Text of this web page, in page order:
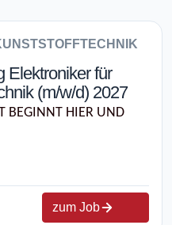
Elektroniker für
(m/w/d) 2027
BEGINNT HIER UND
zum Job